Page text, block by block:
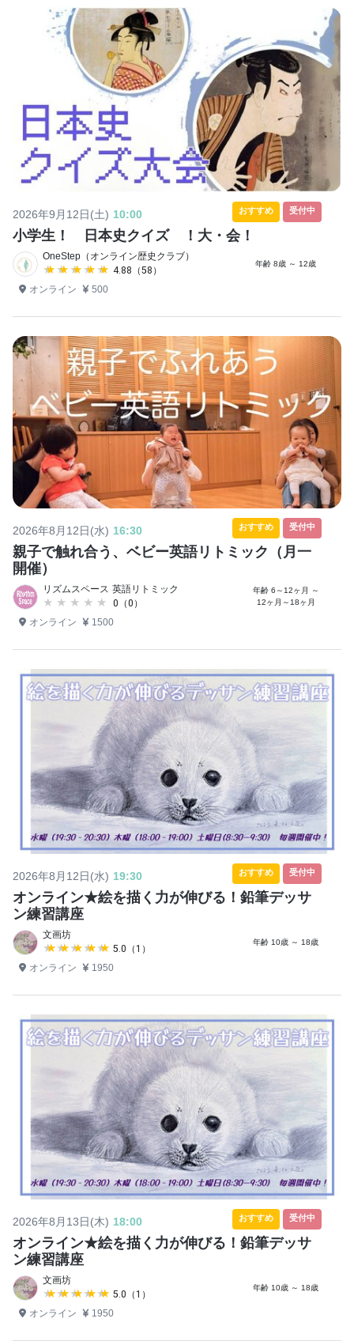
2026年9月12日(土) 10:00 おすすめ 受付中
小学生！ 日本史クイズ ！大・会！
OneStep（オンライン歴史クラブ）
★★★★★
★★★★★ 4.88（58） 年齢 8歳 ～ 12歳
オンライン 500
2026年8月12日(水) 16:30 おすすめ 受付中
親子で触れ合う、ベビー英語リトミック（月一
開催）
リズムスペース 英語リトミック
★★★★★
★★★★★ 0（0）
年齢 6～12ヶ月 ～
12ヶ月～18ヶ月
オンライン 1500
2026年8月12日(水) 19:30 おすすめ 受付中
オンライン★絵を描く力が伸びる！鉛筆デッサ
ン練習講座
文画坊
★★★★★
★★★★★ 5.0（1） 年齢 10歳 ～ 18歳
オンライン 1950
2026年8月13日(木) 18:00 おすすめ 受付中
オンライン★絵を描く力が伸びる！鉛筆デッサ
ン練習講座
文画坊
★★★★★
★★★★★ 5.0（1） 年齢 10歳 ～ 18歳
オンライン 1950